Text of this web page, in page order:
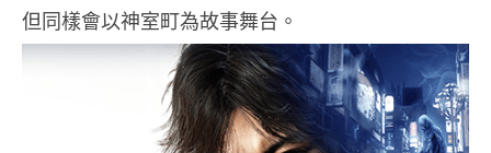
但同樣會以神室町為故事舞台。